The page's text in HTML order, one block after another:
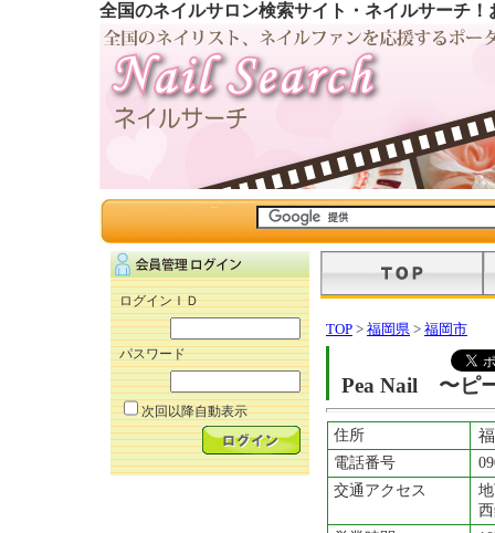
全国のネイルサロン検索サイト・ネイルサーチ
ログインＩＤ
パスワード
次回以降自動表示
TOP > 福岡県 > 福岡市
Pea Nail 〜ピ
住所
電話番号
交通アクセス